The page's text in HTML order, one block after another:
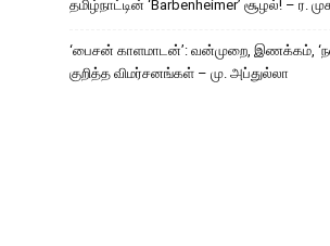
தமிழ்நாட்டின் ‘Barbenheimer’ சூழல்! – ர.
‘பைசன் காளமாடன்’: வன்முறை, இணக்கம்,
குறித்த விமர்சனங்கள் – மு. அப்துல்லா